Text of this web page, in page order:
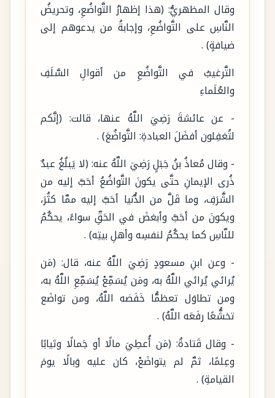
وقال المظهريُّ: (هذا إظهارُ التَّواضُعِ، وتحريضُ
النَّاسِ على التَّواضُعِ، وإجابةُ من يدعوهم إلى
ضيافةٍ) .
التَّرغيبُ في التَّواضُعِ من أقوالِ السَّلَفِ
والعُلَماءِ
- عن عائشةَ رَضِيَ اللَّهُ عنها، قالت: (إنَّكم
لتُغفِلون أفضَلَ العبادةِ: التَّواضُعَ) .
- وقال مُعاذُ بنُ جَبَلٍ رَضِيَ اللَّهُ عنه: (لا يَبلُغُ عبدٌ
ذُرى الإيمانِ حتَّى يكونَ التَّواضُعُ أحَبَّ إليه من
الشَّرَفِ، وما قَلَّ من الدُّنيا أحَبَّ إليه ممَّا كثُرَ،
ويكونَ من أحَبَّ وأبغضَ في الحَقِّ سواءً، يحكُمُ
للنَّاسِ كما يحكُمُ لنفسِه وأهلِ بيتِه) .
- وعن ابنِ مسعودٍ رَضِيَ اللَّهُ عنه، قال: (مَن
يُرائي يُرائي اللَّهُ به، ومَن يُسَمِّعْ يُسَمِّعِ اللَّهُ به،
ومن تطاوَل تعظمُّا خَفَضه اللَّهُ، ومن تواضَع
تخشُّعًا رفَعَه اللَّهُ) .
- وقال قَتادةُ: (مَن أُعطِيَ مالًا أو جَمالًا وثيابًا
وعِلمًا، ثمَّ لم يتواضَعْ، كان عليه وَبالًا يومَ
القيامةِ) .